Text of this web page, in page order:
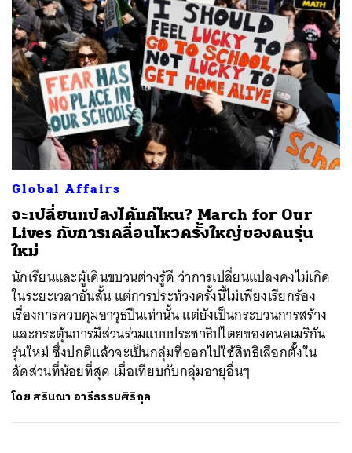
Global Affairs
จะเปลี่ยนแปลงได้แค่ไหน? March for Our
Lives กับการเคลื่อนไหวครั้งใหญ่ของคนรุ่น
ใหม่
นักเรียนและผู้เดินขบวนต่างรู้ดี ว่าการเปลี่ยนแปลงคงไม่เกิด
ในระยะเวลาอันสั้น แต่การประท้วงครั้งนี้ไม่เพียงเรียกร้อง
เรื่องการควบคุมอาวุธปืนเท่านั้น แต่ยังเป็นกระบวนการสร้าง
และกระตุ้นการมีส่วนร่วมแบบประชาธิปไตยของคนอเมริกัน
รุ่นใหม่ ซึ่งปกติแล้วจะเป็นกลุ่มที่ออกไปใช้สิทธิเลือกตั้งใน
สัดส่วนที่น้อยที่สุด เมื่อเทียบกับกลุ่มอายุอื่นๆ
โดย สรินณา อารีธรรมศิริกุล
ค้นหา
SHARE